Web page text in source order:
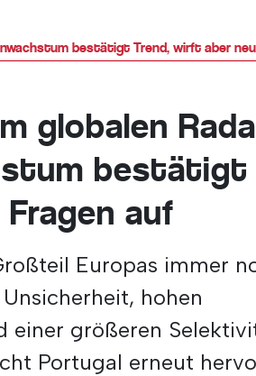
bestätigt Trend, wirft aber
globalen
bestätigt
auf
Europas immer
hohen
einer größeren
Portugal erneut